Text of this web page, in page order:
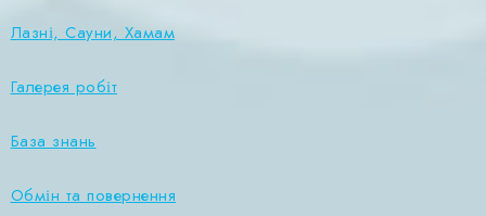
Лазні, Сауни, Хамам
Галерея робіт
База знань
Обмін та повернення